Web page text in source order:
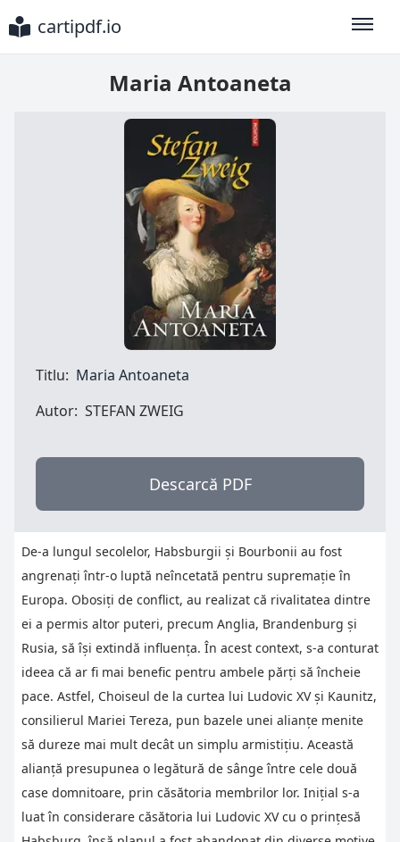
cartipdf.io
Maria Antoaneta
Titlu: Maria Antoaneta
Autor: STEFAN ZWEIG
Descarcă PDF
De-a lungul secolelor, Habsburgii și Bourbonii au fost
angrenați într-o luptă neîncetată pentru supremație în
Europa. Obosiți de conflict, au realizat că rivalitatea dintre
ei a permis altor puteri, precum Anglia, Brandenburg și
Rusia, să își extindă influența. În acest context, s-a conturat
ideea că ar fi mai benefic pentru ambele părți să încheie
pace. Astfel, Choiseul de la curtea lui Ludovic XV și Kaunitz,
consilierul Mariei Tereza, pun bazele unei alianțe menite
să dureze mai mult decât un simplu armistițiu. Această
alianță presupunea o legătură de sânge între cele două
case domnitoare, prin căsătoria membrilor lor. Inițial s-a
luat în considerare căsătoria lui Ludovic XV cu o prințesă